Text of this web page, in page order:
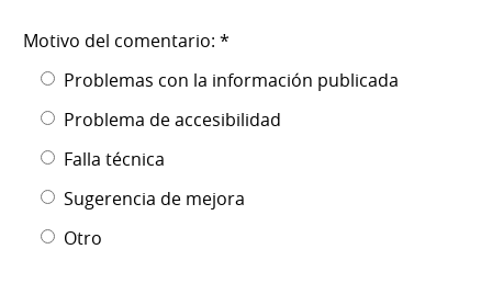
Motivo del comentario: *
Problemas con la información publicada
Problema de accesibilidad
Falla técnica
Sugerencia de mejora
Otro